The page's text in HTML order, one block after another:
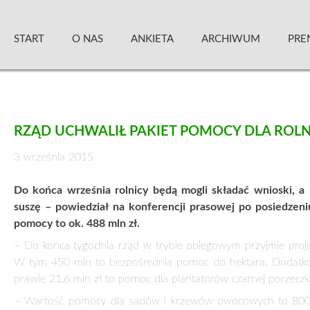
content
START O NAS ANKIETA ARCHIWUM
RZĄD UCHWALIŁ PAKIET POMOCY DLA
3 września 2015
Do końca września rolnicy będą mogli składać wnioski,
suszę – powiedział na konferencji prasowej po
pomocy to ok. 488 mln zł.
– Do końca tygodnia rząd w trybie obiegowym przyjmie
W tym 450 mln to bezpośrednia pomoc do hektara.
prawie 21,6 mln zł to pomoc dla plantatorów czarnej
– Wartość pomocy dla sadów i krzewów owocowych to